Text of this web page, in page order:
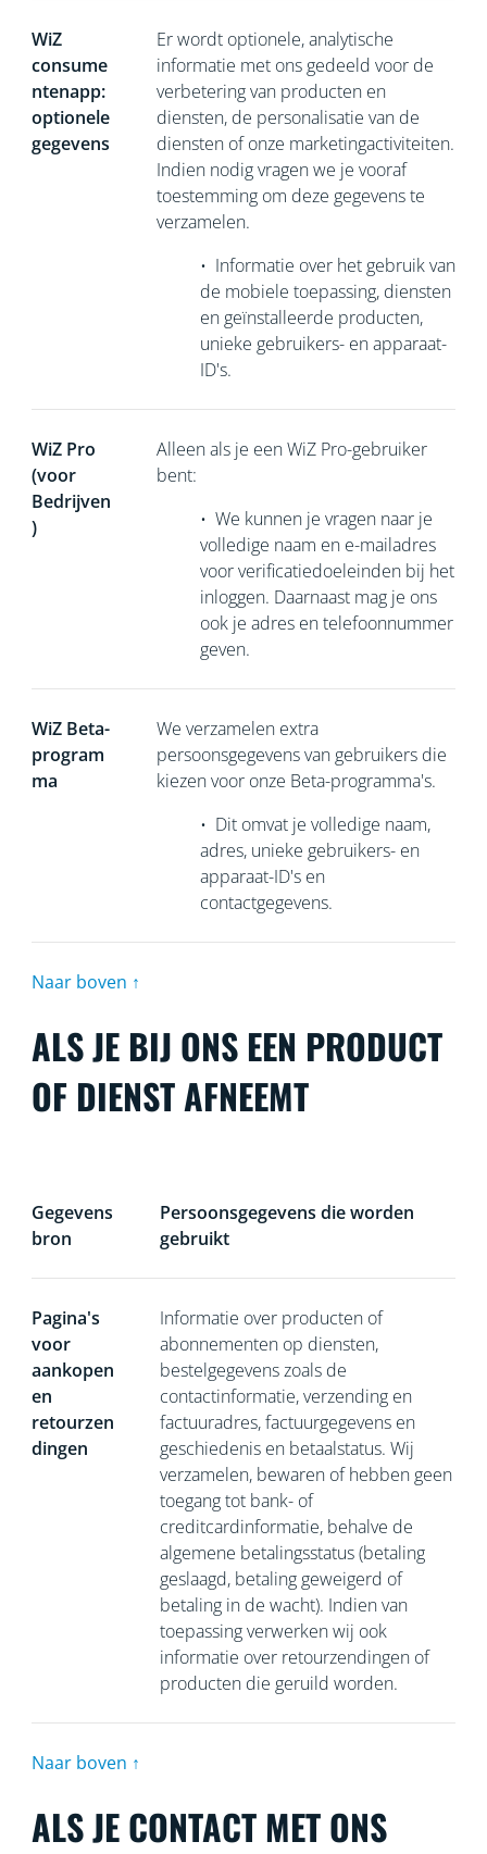
WiZ
consume
ntenapp:
optionele
gegevens
Er wordt optionele, analytische
informatie met ons gedeeld voor de
verbetering van producten en
diensten, de personalisatie van de
diensten of onze marketingactiviteiten.
Indien nodig vragen we je vooraf
toestemming om deze gegevens te
verzamelen.
• Informatie over het gebruik van
de mobiele toepassing, diensten
en geïnstalleerde producten,
unieke gebruikers- en apparaat-
ID's.
WiZ Pro
(voor
Bedrijven
)
Alleen als je een WiZ Pro-gebruiker
bent:
• We kunnen je vragen naar je
volledige naam en e-mailadres
voor verificatiedoeleinden bij het
inloggen. Daarnaast mag je ons
ook je adres en telefoonnummer
geven.
WiZ Beta-
program
ma
We verzamelen extra
persoonsgegevens van gebruikers die
kiezen voor onze Beta-programma's.
• Dit omvat je volledige naam,
adres, unieke gebruikers- en
apparaat-ID's en
contactgegevens.
Naar boven ↑
ALS JE BIJ ONS EEN PRODUCT
OF DIENST AFNEEMT
Gegevens
bron
Persoonsgegevens die worden
gebruikt
Pagina's
voor
aankopen
en
retourzen
dingen
Informatie over producten of
abonnementen op diensten,
bestelgegevens zoals de
contactinformatie, verzending en
factuuradres, factuurgegevens en
geschiedenis en betaalstatus. Wij
verzamelen, bewaren of hebben geen
toegang tot bank- of
creditcardinformatie, behalve de
algemene betalingsstatus (betaling
geslaagd, betaling geweigerd of
betaling in de wacht). Indien van
toepassing verwerken wij ook
informatie over retourzendingen of
producten die geruild worden.
Naar boven ↑
ALS JE CONTACT MET ONS